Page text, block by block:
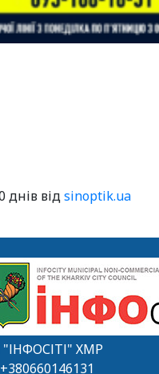
днів відsinoptik.ua
ХМР
+380660146131